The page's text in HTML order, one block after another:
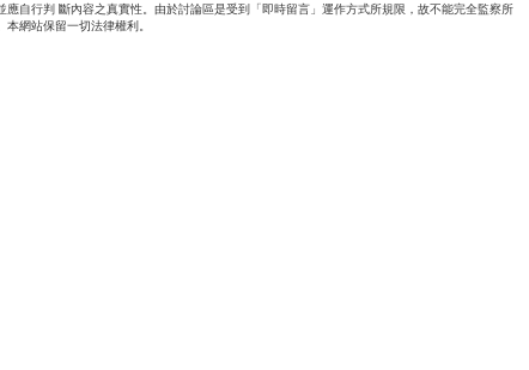
自行判 斷內容之真實性。由於討論區是受到「即時留言」運作方式所規限，故不能完全監察所
網站保留一切法律權利。